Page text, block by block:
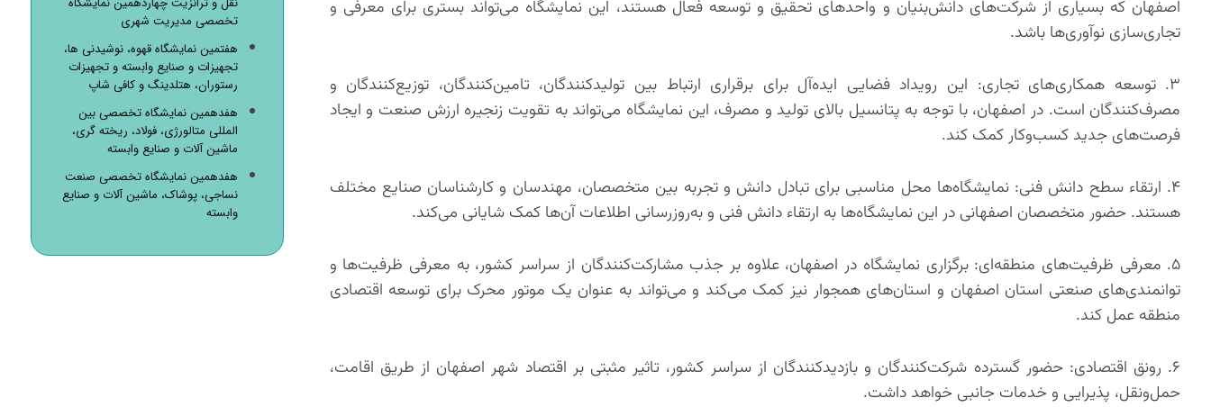
اصفهان که بسیاری از شرکت‌های دانش‌بنیان و واحدهای تحقیق و توسعه فعال هستند، این نمایشگاه می‌تواند بستری برای معرفی و
تجاری‌سازی نوآوری‌ها باشد.
۳. توسعه همکاری‌های تجاری: این رویداد فضایی ایده‌آل برای برقراری ارتباط بین تولیدکنندگان، تامین‌کنندگان، توزیع‌کنندگان و
مصرف‌کنندگان است. در اصفهان، با توجه به پتانسیل بالای تولید و مصرف، این نمایشگاه می‌تواند به تقویت زنجیره ارزش صنعت و ایجاد
فرصت‌های جدید کسب‌وکار کمک کند.
۴. ارتقاء سطح دانش فنی: نمایشگاه‌ها محل مناسبی برای تبادل دانش و تجربه بین متخصصان، مهندسان و کارشناسان صنایع مختلف
هستند. حضور متخصصان اصفهانی در این نمایشگاه‌ها به ارتقاء دانش فنی و به‌روزرسانی اطلاعات آن‌ها کمک شایانی می‌کند.
۵. معرفی ظرفیت‌های منطقه‌ای: برگزاری نمایشگاه در اصفهان، علاوه بر جذب مشارکت‌کنندگان از سراسر کشور، به معرفی ظرفیت‌ها و
توانمندی‌های صنعتی استان اصفهان و استان‌های همجوار نیز کمک می‌کند و می‌تواند به عنوان یک موتور محرک برای توسعه اقتصادی
منطقه عمل کند.
۶. رونق اقتصادی: حضور گسترده شرکت‌کنندگان و بازدیدکنندگان از سراسر کشور، تاثیر مثبتی بر اقتصاد شهر اصفهان از طریق اقامت،
حمل‌ونقل، پذیرایی و خدمات جانبی خواهد داشت.
تخصصی مدیریت شهری
هفتمین نمایشگاه قهوه، نوشیدنی ها،
تجهیزات و صنایع وابسته و تجهیزات
رستوران، هتلدینگ و کافی شاپ
هفدهمین نمایشگاه تخصصی بین
المللی متالورژی، فولاد، ریخته گری،
ماشین آلات و صنایع وابسته
هفدهمین نمایشگاه تخصصی صنعت
نساجی، پوشاک، ماشین آلات و صنایع
وابسته